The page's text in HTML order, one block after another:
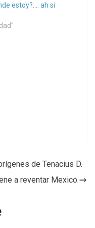
estoy?…. ah si
de Tenacius D.
a reventar Mexico.